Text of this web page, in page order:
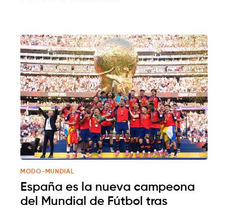
MODO-MUNDIAL
España es la nueva campeona
del Mundial de Fútbol tras